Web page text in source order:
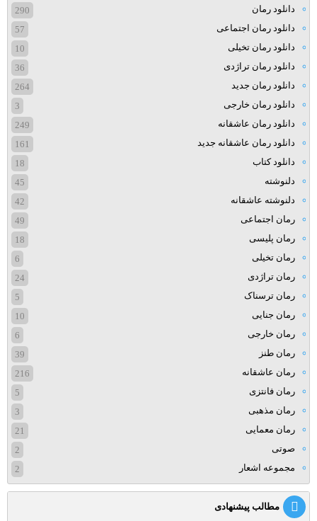
دانلود رمان
290
دانلود رمان اجتماعی
57
دانلود رمان تخیلی
10
دانلود رمان تراژدی
36
دانلود رمان جدید
264
دانلود رمان خارجی
3
دانلود رمان عاشقانه
249
دانلود رمان عاشقانه جدید
161
دانلود کتاب
18
دلنوشته
45
دلنوشته عاشقانه
42
رمان اجتماعی
49
رمان پلیسی
18
رمان تخیلی
6
رمان تراژدی
24
رمان ترسناک
5
رمان جنایی
10
رمان خارجی
6
رمان طنز
39
رمان عاشقانه
216
رمان فانتزی
5
رمان مذهبی
3
رمان معمایی
21
صوتی
2
مجموعه اشعار
2
مطالب پیشنهادی